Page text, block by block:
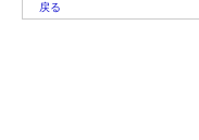
戻る